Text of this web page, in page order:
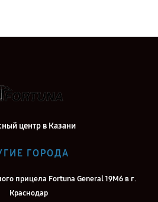
центр в Казани
ГОРОДА
прицела Fortuna General 19M6 в г.
Краснодар